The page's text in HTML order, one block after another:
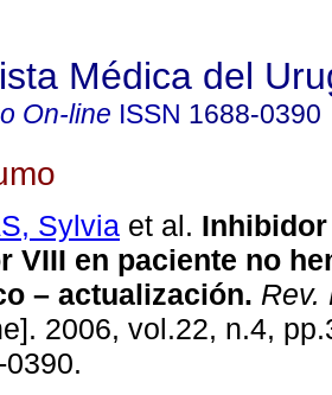
Médica del
On-line ISSN 1688-0390
Sylvia et al.
VIII en paciente no
– actualización. Rev.
2006, vol.22, n.4,
0390.